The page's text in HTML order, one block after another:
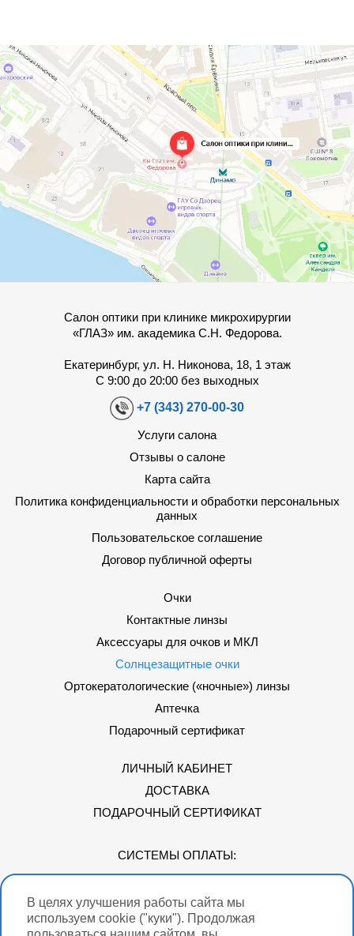
В целях улучшения работы сайта мы
используем cookie ("куки"). Продолжая
Салон оптики при клинике микрохирургии
«ГЛАЗ» им. академика С.Н. Федорова.
Екатеринбург, ул. Н. Никонова, 18, 1 этаж
С 9:00 до 20:00 без выходных
+7 (343) 270-00-30
Услуги салона
Отзывы о салоне
Карта сайта
Политика конфиденциальности и обработки персональных
данных
Пользовательское соглашение
Договор публичной оферты
Очки
Контактные линзы
Аксессуары для очков и МКЛ
Солнцезащитные очки
Ортокератологические («ночные») линзы
Аптечка
Подарочный сертификат
ЛИЧНЫЙ КАБИНЕТ
ДОСТАВКА
ПОДАРОЧНЫЙ СЕРТИФИКАТ
СИСТЕМЫ ОПЛАТЫ:
Мы в соцсетях